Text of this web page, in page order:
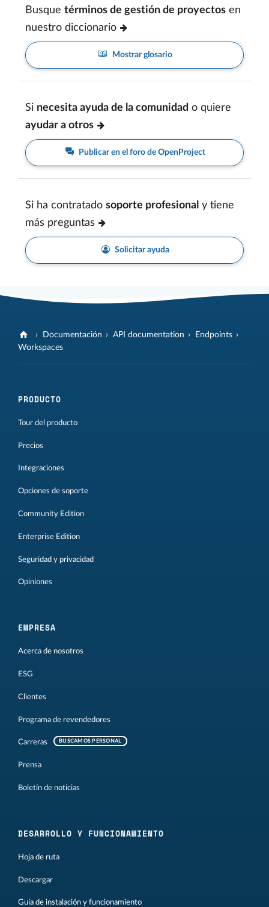
Busque términos de gestión de proyectos en
nuestro diccionario
Mostrar glosario
Si necesita ayuda de la comunidad o quiere
ayudar a otros
Publicar en el foro de OpenProject
Si ha contratado soporte profesional y tiene
más preguntas
Solicitar ayuda
Documentación API documentation
Endpoints
Workspaces
PRODUCTO
Tour del producto
Precios
Integraciones
Opciones de soporte
Community Edition
Enterprise Edition
Seguridad y privacidad
Opiniones
EMPRESA
Acerca de nosotros
ESG
Clientes
Programa de revendedores
Carreras BUSCAMOS PERSONAL
Prensa
Boletín de noticias
DESARROLLO Y FUNCIONAMIENTO
Hoja de ruta
Descargar
Guía de instalación y funcionamiento